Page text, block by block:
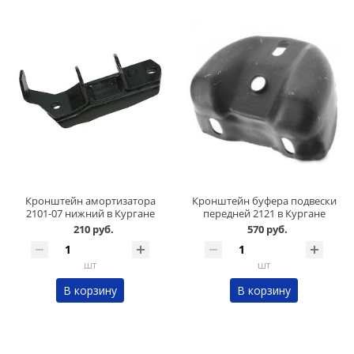
Кронштейн амортизатора
2101-07 нижний в Кургане
210 руб.
шт
В корзину
Кронштейн буфера подвески
передней 2121 в Кургане
570 руб.
шт
В корзину